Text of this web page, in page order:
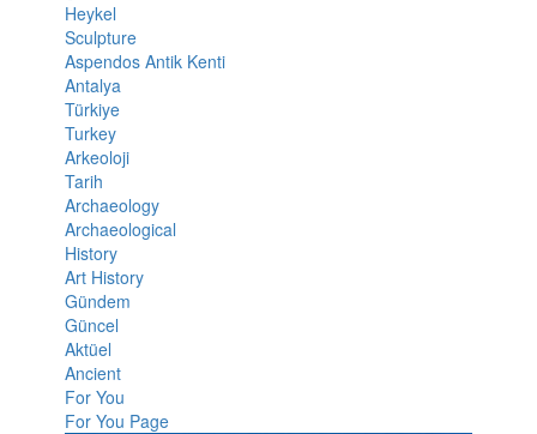
Heykel
Sculpture
Aspendos Antik Kenti
Antalya
Türkiye
Turkey
Arkeoloji
Tarih
Archaeology
Archaeological
History
Art History
Gündem
Güncel
Aktüel
Ancient
For You
For You Page